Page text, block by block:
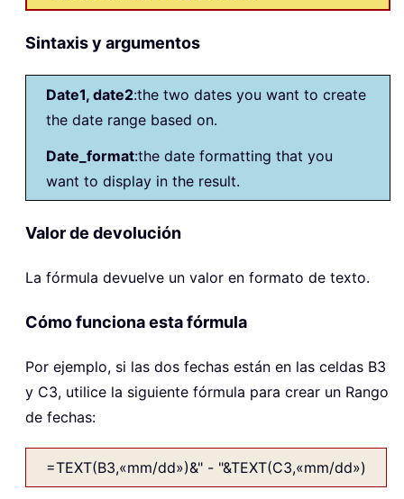
Sintaxis y argumentos
Date1, date2:the two dates you want to create
the date range based on.
Date_format:the date formatting that you
want to display in the result.
Valor de devolución
La fórmula devuelve un valor en formato de texto.
Cómo funciona esta fórmula
Por ejemplo, si las dos fechas están en las celdas B3
y C3, utilice la siguiente fórmula para crear un Rango
de fechas:
=TEXT(B3,«mm/dd»)&" - "&TEXT(C3,«mm/dd»)